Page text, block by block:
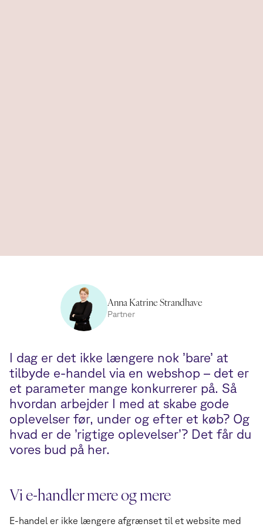
Anna Katrine Strandhave
Partner
I dag er det ikke længere nok ’bare’ at
tilbyde e-handel via en webshop – det er
et parameter mange konkurrerer på. Så
hvordan arbejder I med at skabe gode
oplevelser før, under og efter et køb? Og
hvad er de ’rigtige oplevelser’? Det får du
vores bud på her.
Vi e-handler mere og mere
E-handel er ikke længere afgrænset til et website med